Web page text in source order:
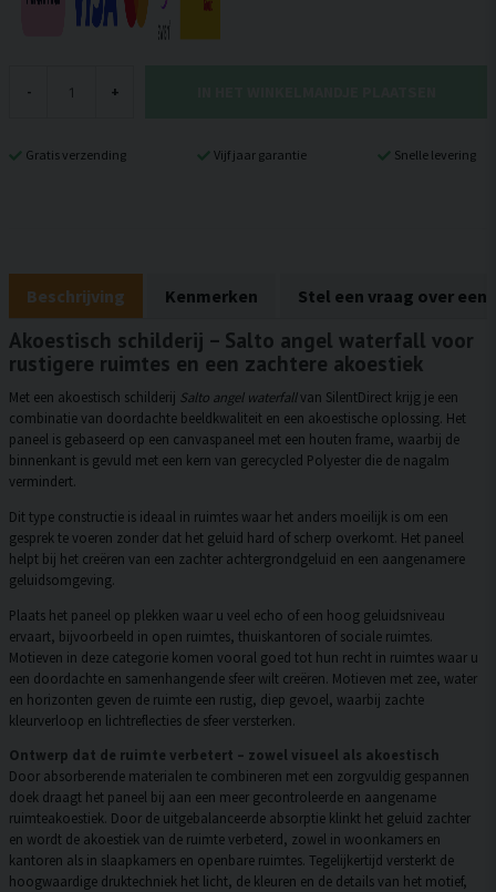
- +
Gratis verzending Vijf jaar garantie Snelle levering
Beschrijving Kenmerken Stel een vraag over een
Akoestisch schilderij – Salto angel waterfall voor
rustigere ruimtes en een zachtere akoestiek
Met een akoestisch schilderij Salto angel waterfallvan SilentDirect krijg je een
combinatie van doordachte beeldkwaliteit en een akoestische oplossing. Het
paneel is gebaseerd op een canvaspaneel met een houten frame, waarbij de
binnenkant is gevuld met een kern van gerecycled Polyester die de nagalm
vermindert.
Dit type constructie is ideaal in ruimtes waar het anders moeilijk is om een
gesprek te voeren zonder dat het geluid hard of scherp overkomt. Het paneel
helpt bij het creëren van een zachter achtergrondgeluid en een aangenamere
geluidsomgeving.
Plaats het paneel op plekken waar u veel echo of een hoog geluidsniveau
ervaart, bijvoorbeeld in open ruimtes, thuiskantoren of sociale ruimtes.
Motieven in deze categorie komen vooral goed tot hun recht in ruimtes waar u
een doordachte en samenhangende sfeer wilt creëren. Motieven met zee, water
en horizonten geven de ruimte een rustig, diep gevoel, waarbij zachte
kleurverloop en lichtreflecties de sfeer versterken.
Ontwerp dat de ruimte verbetert – zowel visueel als akoestisch
Door absorberende materialen te combineren met een zorgvuldig gespannen
doek draagt het paneel bij aan een meer gecontroleerde en aangename
ruimteakoestiek. Door de uitgebalanceerde absorptie klinkt het geluid zachter
en wordt de akoestiek van de ruimte verbeterd, zowel in woonkamers en
kantoren als in slaapkamers en openbare ruimtes. Tegelijkertijd versterkt de
hoogwaardige druktechniek het licht, de kleuren en de details van het motief,